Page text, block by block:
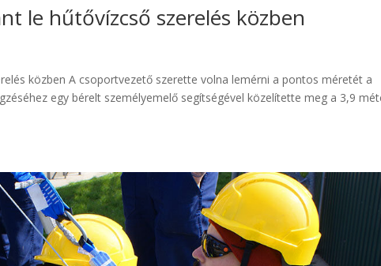
le hűtővízcső szerelés közben
közben A csoportvezető szerette volna lemérni a pontos méretét a
egy bérelt személyemelő segítségével közelítette meg a 3,9